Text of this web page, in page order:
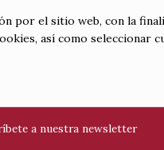
por el sitio web, con la
así como
a nuestra newsletter